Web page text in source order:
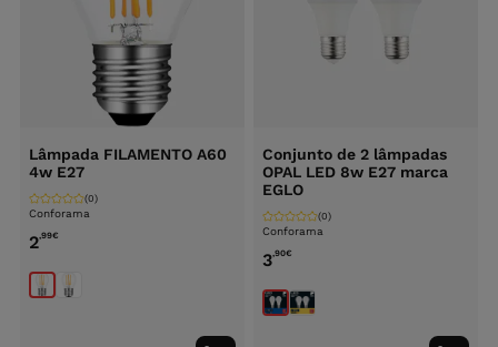
Lâmpada FILAMENTO A60
4w E27
Conforama
(0)
2,99€
Conjunto de 2 lâmpadas
OPAL LED 8w E27 marca
EGLO
Conforama
(0)
3,90€